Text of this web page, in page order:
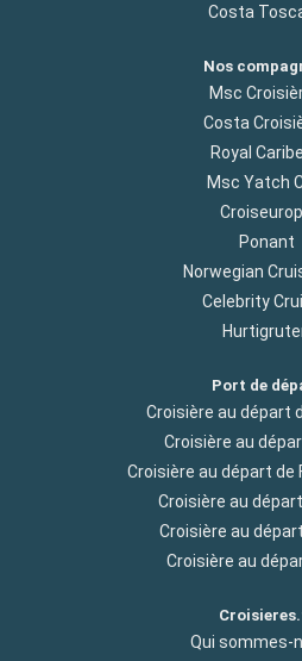
Costa
Nos
Msc
Costa
Royal
Msc Yatch
Ponant
Norwegian
Celebrity
Port de
Croisière au départ
Croisière au
Croisière au départ de
Croisière au
Croisière au
Croisière au
Qui sommes-